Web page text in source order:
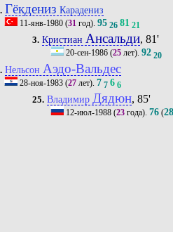
Гёкдениз Карадениз
11-янв-1980(31год). 95 26 81 21
3. Кристиан Ансальди, 81'
20-сен-1986 (25 лет).92 20
Нельсон Аэдо-Вальдес
28-ноя-1983(27лет). 7 7 6 6
25. Владимир Дядюн, 85'
12-июл-1988 (23 года).76 (